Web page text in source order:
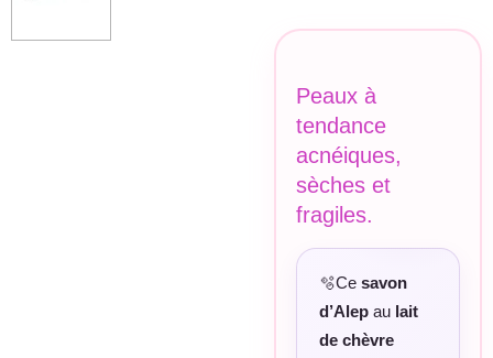
Peaux à
tendance
acnéiques,
sèches et
fragiles.
🫧Ce savon
d’Alep au lait
de chèvre